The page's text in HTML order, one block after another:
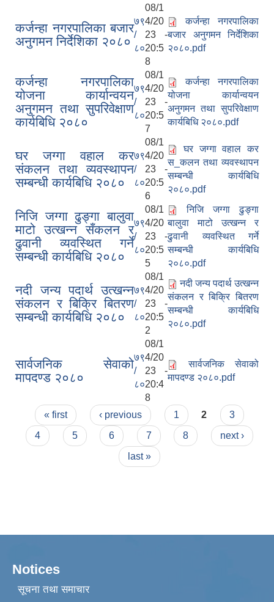
कर्जन्हा नगरपालिका बजार
अनुगमन निर्देशिका २०८०
७९
/
८०
08/1
4/20
23 -
20:5
8
कर्जन्हा नगरपालिका
बजार अनुगमन निर्देशिका
२०८०.pdf
कर्जन्हा नगरपालिका
योजना कार्यान्वयन
अनुगमन तथा सुपरिवेक्षाण
कार्यबिधि २०८०
७९
/
८०
08/1
4/20
23 -
20:5
7
कर्जन्हा नगरपालिका
योजना कार्यान्वयन
अनुगमन तथा सुपरिवेक्षाण
कार्यबिधि २०८०.pdf
घर जग्गा वहाल कर
संकलन तथा व्यवस्थापन
सम्बन्धी कार्यबिधि २०८०
७९
/
८०
08/1
4/20
23 -
20:5
6
घर जग्गा वहाल कर
स_कलन तथा व्यवस्थापन
सम्बन्धी कार्यबिधि
२०८०.pdf
निजि जग्गा ढुङ्गा बालुवा
माटो उत्खन्न सँकलन र
ढुवानी व्यवस्थित गर्ने
सम्बन्धी कार्यबिधि २०८०
७९
/
८०
08/1
4/20
23 -
20:5
5
निजि जग्गा ढुङ्गा
बालुवा माटो उत्खन्न र
ढुवानी व्यवस्थित गर्ने
सम्बन्धी कार्यबिधि
२०८०.pdf
नदी जन्य पदार्थ उत्खन्न
संकलन र बिक्रि बितरण
सम्बन्धी कार्यबिधि २०८०
७९
/
८०
08/1
4/20
23 -
20:5
2
नदी जन्य पदार्थ उत्खन्न
संकलन र बिक्रि बितरण
सम्बन्धी कार्यबिधि
२०८०.pdf
सार्वजनिक सेवाको
मापदण्ड २०८०
७९
/
८०
08/1
4/20
23 -
20:4
8
सार्वजनिक सेवाको
मापदण्ड २०८०.pdf
Pages
« first ‹ previous 1 2
3
4
5 6 7 8
next ›
last »
Notices
सूचना तथा समाचार